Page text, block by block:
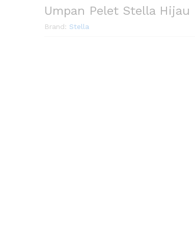
Umpan Pelet Stella Hijau
Brand: Stella